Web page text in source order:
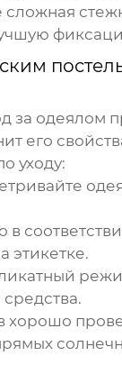
сложная
за одеялом
его
уходу:
в
этикетке.
хорошо